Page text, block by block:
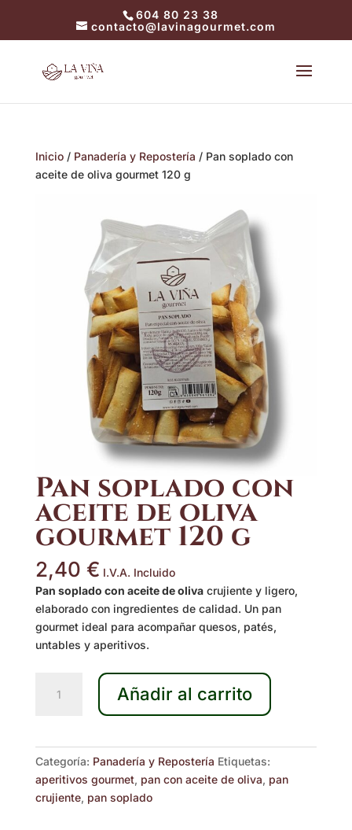
604 80 23 38
contacto@lavinagourmet.com
Inicio/ Panadería y Repostería / Pan soplado con
aceite de oliva gourmet 120 g
Pan soplado con
aceite de oliva
gourmet 120 g
2,40 € I.V.A. Incluido
Pan soplado con aceite de olivacrujiente y ligero,
elaborado con ingredientes de calidad. Un pan
gourmet ideal para acompañar quesos, patés,
untables y aperitivos.
soplado
gourmet
120
Añadir al carrito
Categoría: Panadería y Repostería Etiquetas:
aperitivos gourmet, pan con aceite de oliva, pan
crujiente, pan soplado